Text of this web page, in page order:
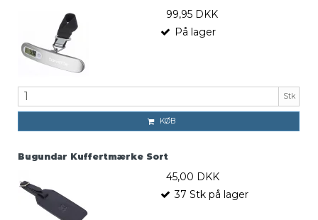
99,95 DKK
På lager
Stk
KØB
Bugundar Kuffertmærke Sort
45,00 DKK
37 Stk på lager